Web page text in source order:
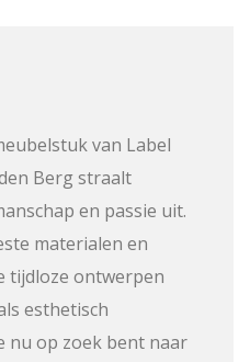
van Label
Berg straalt
en passie uit.
materialen en
tijdloze ontwerpen
esthetisch
nu op zoek bent naar